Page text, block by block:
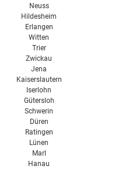
Neuss
Hildesheim
Erlangen
Witten
Trier
Zwickau
Jena
Kaiserslautern
Iserlohn
Gütersloh
Schwerin
Düren
Ratingen
Lünen
Marl
Hanau